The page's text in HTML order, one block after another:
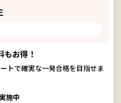
お得！
トで確実な一発合格を目指せま
施中